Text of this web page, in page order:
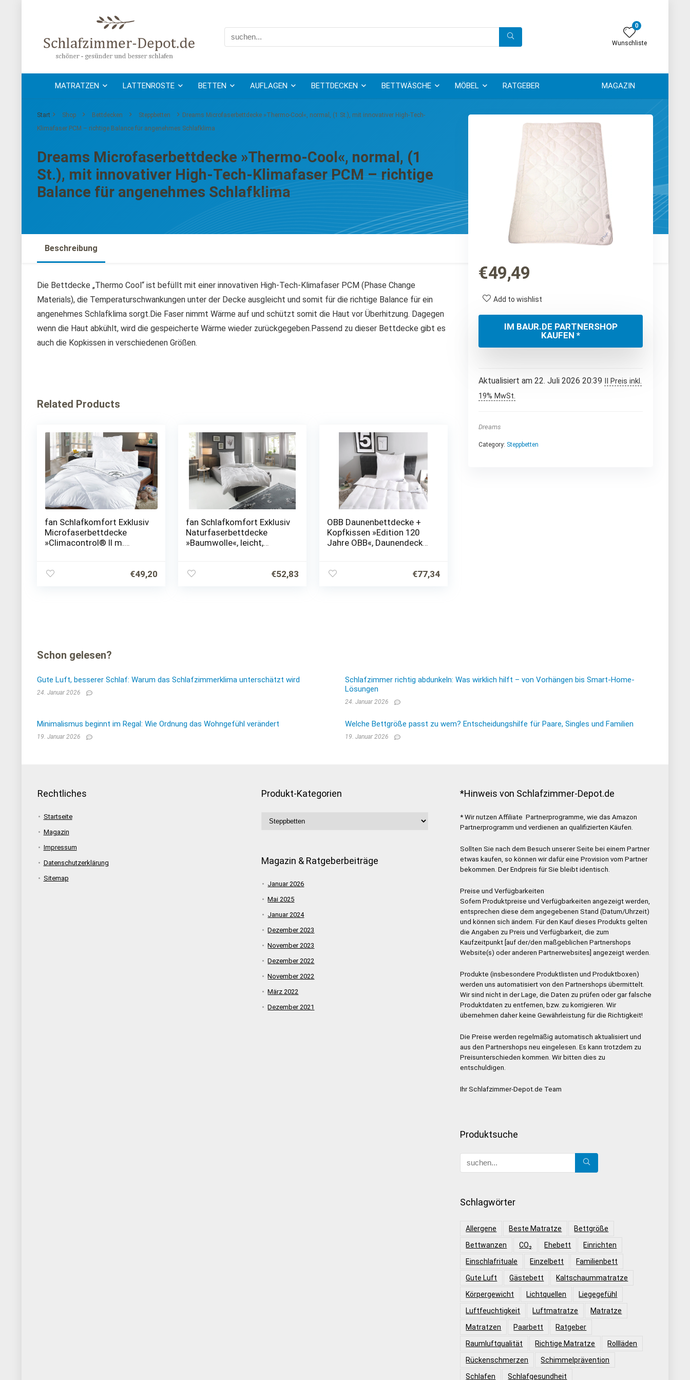
0
Wunschliste
MATRATZEN LATTENROSTE BETTEN AUFLAGEN BETTDECKEN BETTWÄSCHE MÖBEL RATGEBER MAGAZIN
Start Shop Bettdecken Steppbetten
Dreams Microfaserbettdecke »Thermo-Cool«, normal, (1 St.), mit innovativer High-Tech-
Klimafaser PCM – richtige Balance für angenehmes Schlafklima
Dreams Microfaserbettdecke »Thermo-Cool«, normal, (1
St.), mit innovativer High-Tech-Klimafaser PCM – richtige
Balance für angenehmes Schlafklima
€49,49
Add to wishlist
IM BAUR.DE PARTNERSHOP
KAUFEN *
Aktualisiert am 22. Juli 2026 20:39
II Preis inkl.
19% MwSt.
Dreams
Category: Steppbetten
Beschreibung
Die Bettdecke „Thermo Cool“ ist befüllt mit einer innovativen High-Tech-Klimafaser PCM (Phase Change
Materials), die Temperaturschwankungen unter der Decke ausgleicht und somit für die richtige Balance für ein
angenehmes Schlafklima sorgt.Die Faser nimmt Wärme auf und schützt somit die Haut vor Überhitzung. Dagegen
wenn die Haut abkühlt, wird die gespeicherte Wärme wieder zurückgegeben.Passend zu dieser Bettdecke gibt es
auch die Kopkissen in verschiedenen Größen.
Related Products
fan Schlafkomfort Exklusiv
Microfaserbettdecke
»Climacontrol® II m.
St.), warme Decke mit…
€49,20
fan Schlafkomfort Exklusiv
Naturfaserbettdecke
»Baumwolle«, leicht,
St.), hergestellt aus 100%…
€52,83
OBB Daunenbettdecke +
Kopfkissen »Edition 120
Jahre OBB«, Daunendecke,
QUALITÄT“ geprüft und
€77,34
Schon gelesen?
Gute Luft, besserer Schlaf: Warum das Schlafzimmerklima unterschätzt wird
24. Januar 2026
Schlafzimmer richtig abdunkeln: Was wirklich hilft – von Vorhängen bis Smart-Home-
Lösungen
24. Januar 2026
Minimalismus beginnt im Regal: Wie Ordnung das Wohngefühl verändert
19. Januar 2026
Welche Bettgröße passt zu wem? Entscheidungshilfe für Paare, Singles und Familien
19. Januar 2026
Rechtliches
Startseite
Magazin
Impressum
Datenschutzerklärung
Sitemap
Produkt-Kategorien
Magazin & Ratgeberbeiträge
Januar 2026
Mai 2025
Januar 2024
Dezember 2023
November 2023
Dezember 2022
November 2022
März 2022
Dezember 2021
*Hinweis von Schlafzimmer-Depot.de
* Wir nutzen Affiliate Partnerprogramme, wie das Amazon
Partnerprogramm und verdienen an qualifizierten Käufen.
Sollten Sie nach dem Besuch unserer Seite bei einem Partner
etwas kaufen, so können wir dafür eine Provision vom Partner
bekommen. Der Endpreis für Sie bleibt identisch.
Preise und Verfügbarkeiten
Sofern Produktpreise und Verfügbarkeiten angezeigt werden,
entsprechen diese dem angegebenen Stand (Datum/Uhrzeit)
und können sich ändern. Für den Kauf dieses Produkts gelten
die Angaben zu Preis und Verfügbarkeit, die zum
Kaufzeitpunkt [auf der/den maßgeblichen Partnershops
Website(s) oder anderen Partnerwebsites] angezeigt werden.
Produkte (insbesondere Produktlisten und Produktboxen)
werden uns automatisiert von den Partnershops übermittelt.
Wir sind nicht in der Lage, die Daten zu prüfen oder gar falsche
Produktdaten zu entfernen, bzw. zu korrigieren. Wir
übernehmen daher keine Gewährleistung für die Richtigkeit!
Die Preise werden regelmäßig automatisch aktualisiert und
aus den Partnershops neu eingelesen. Es kann trotzdem zu
Preisunterschieden kommen. Wir bitten dies zu
entschuldigen.
Ihr Schlafzimmer-Depot.de Team
Produktsuche
Schlagwörter
Allergene Beste Matratze
Bettgröße
Bettwanzen
CO₂ Ehebett
Einrichten
Einschlafrituale
Einzelbett
Familienbett
Gute Luft
Gästebett
Kaltschaummatratze
Körpergewicht
Lichtquellen
Liegegefühl
Luftfeuchtigkeit
Luftmatratze
Matratze
Matratzen
Paarbett
Ratgeber
Raumluftqualität
Richtige Matratze
Rollläden
Rückenschmerzen
Schimmelprävention
Schlafen
Schlafgesundheit